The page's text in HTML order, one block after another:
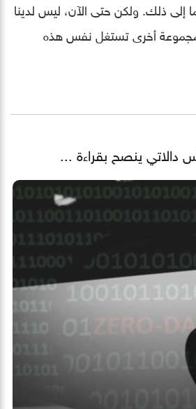
إلى ذلك. ولكن حتى الآن، ليس لدينا
أخرى تستغل نفس هذه
دالاتي ينصح بقراءة ...